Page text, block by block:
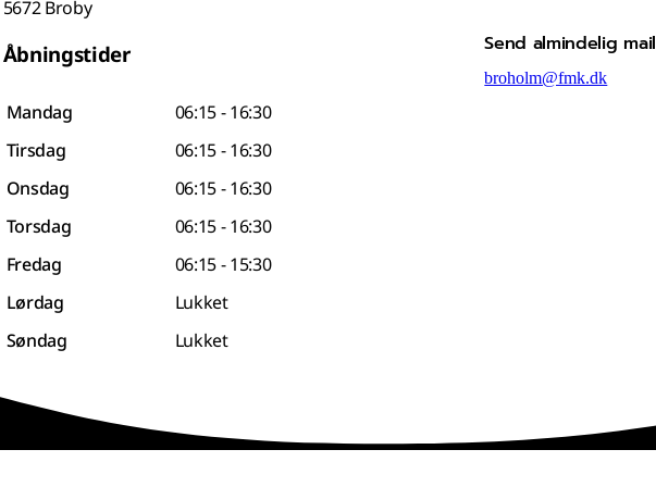
5672 Broby
Åbningstider
Mandag
06:15 - 16:30
Tirsdag
06:15 - 16:30
Onsdag
06:15 - 16:30
Torsdag
06:15 - 16:30
Fredag
06:15 - 15:30
Lørdag
Lukket
Søndag
Lukket
Send almindelig mail
broholm@fmk.dk